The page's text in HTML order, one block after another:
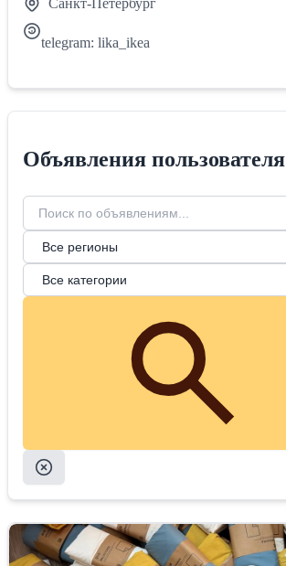
Санкт-Петербург
telegram: lika_ikea
Объявления пользователя